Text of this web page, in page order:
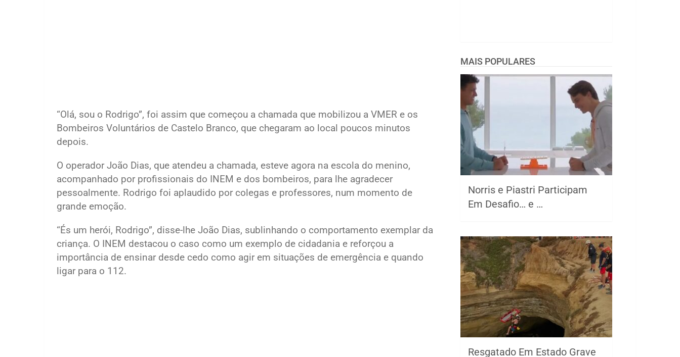
“Olá, sou o Rodrigo”, foi assim que começou a chamada que mobilizou a VMER e os
Bombeiros Voluntários de Castelo Branco, que chegaram ao local poucos minutos
depois.
O operador João Dias, que atendeu a chamada, esteve agora na escola do menino,
acompanhado por profissionais do INEM e dos bombeiros, para lhe agradecer
pessoalmente. Rodrigo foi aplaudido por colegas e professores, num momento de
grande emoção.
“És um herói, Rodrigo”, disse-lhe João Dias, sublinhando o comportamento exemplar da
criança. O INEM destacou o caso como um exemplo de cidadania e reforçou a
importância de ensinar desde cedo como agir em situações de emergência e quando
ligar para o 112.
MAIS POPULARES
Norris e Piastri Participam
Em Desafio… e …
Resgatado Em Estado Grave